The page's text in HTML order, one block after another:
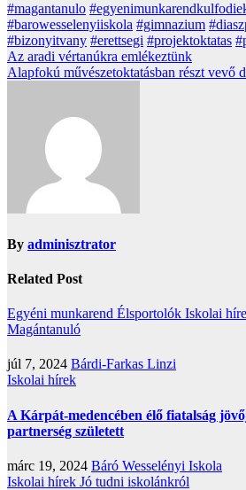
#magantanulo
#barowesselenyiiskola #gimnazium
#bizonyitvany #erettsegi #projektoktatas
Bejegyzés
navigáció
Az aradi vértanúkra emlékeztünk
Alapfokú művészetoktatásban részt vevő
By adminisztrator
Related Post
Egyéni munkarend Élsportolók Iskolai
Magántanuló
júl 7, 2024 Bárdi-Farkas Linzi
Iskolai hírek
A Kárpát-medencében élő fiatalság
partnerség született
márc 19, 2024 Báró Wesselényi Iskola
Iskolai hírek Jó tudni iskolánkról